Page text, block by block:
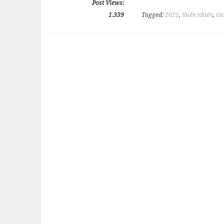
Post Views:
1.339
Tagged: 2021, thiên nhiên,